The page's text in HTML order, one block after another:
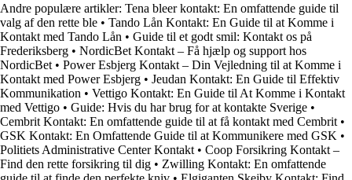
Andre populære artikler: Tena bleer kontakt: En omfattende guide til
valg af den rette ble • Tando Lån Kontakt: En Guide til at Komme i
Kontakt med Tando Lån • Guide til et godt smil: Kontakt os på
Frederiksberg • NordicBet Kontakt – Få hjælp og support hos
NordicBet • Power Esbjerg Kontakt – Din Vejledning til at Komme i
Kontakt med Power Esbjerg • Jeudan Kontakt: En Guide til Effektiv
Kommunikation • Vettigo Kontakt: En Guide til At Komme i Kontakt
med Vettigo • Guide: Hvis du har brug for at kontakte Sverige •
Cembrit Kontakt: En omfattende guide til at få kontakt med Cembrit •
GSK Kontakt: En Omfattende Guide til at Kommunikere med GSK •
Politiets Administrative Center Kontakt • Coop Forsikring Kontakt –
Find den rette forsikring til dig • Zwilling Kontakt: En omfattende